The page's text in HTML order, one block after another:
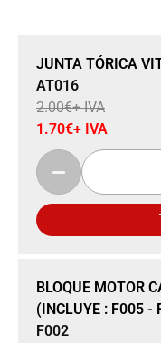
Sale 15% Off
JUNTA TÓRICA
AT016
2.00€+ IVA
1.70€+ IVA
Sale 15% Off
BLOQUE MOTOR
(INCLUYE : F005 -
F002